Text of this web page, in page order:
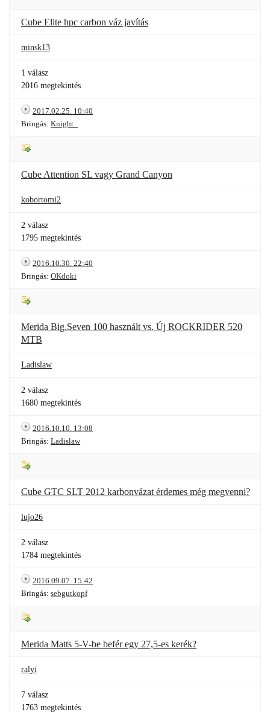
Cube Elite hpc carbon váz javítás
minsk13
1 válasz
2016 megtekintés
2017.02.25. 10:40
Bringás: Knight_
Cube Attention SL vagy Grand Canyon
kobortomi2
2 válasz
1795 megtekintés
2016.10.30. 22:40
Bringás: OKdoki
Merida Big.Seven 100 használt vs. Új ROCKRIDER 520
MTB
Ladislaw
2 válasz
1680 megtekintés
2016.10.10. 13:08
Bringás: Ladislaw
Cube GTC SLT 2012 karbonvázat érdemes még megvenni?
lujo26
2 válasz
1784 megtekintés
2016.09.07. 15:42
Bringás: sebgutkopf
Merida Matts 5-V-be befér egy 27,5-es kerék?
ralyi
7 válasz
1763 megtekintés